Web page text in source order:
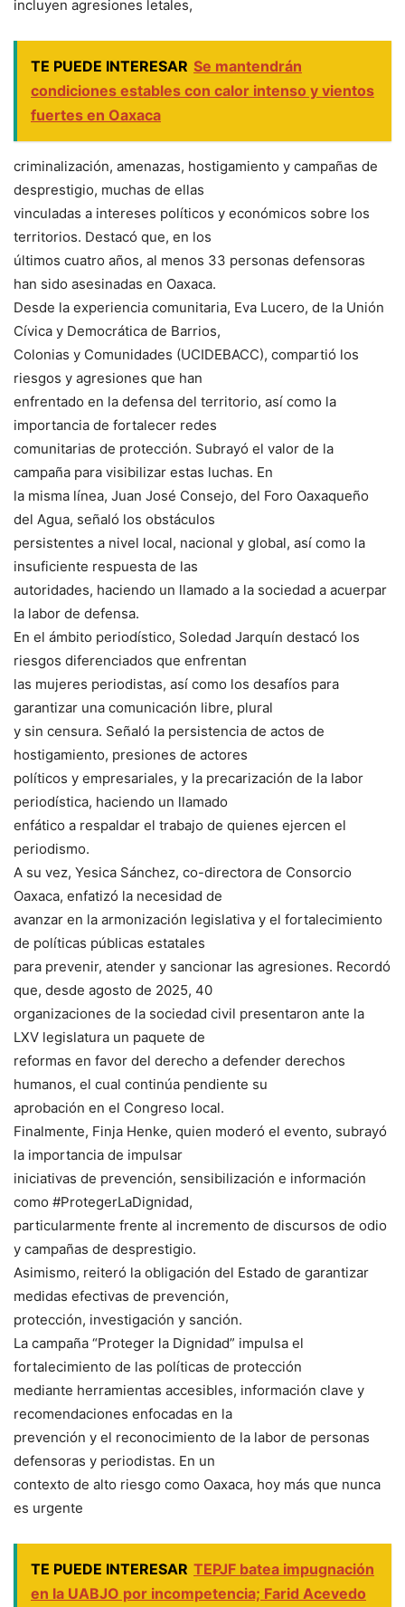
incluyen agresiones letales,
TE PUEDE INTERESAR Se mantendrán
condiciones estables con calor intenso y vientos
fuertes en Oaxaca
criminalización, amenazas, hostigamiento y campañas de
desprestigio, muchas de ellas
vinculadas a intereses políticos y económicos sobre los
territorios. Destacó que, en los
últimos cuatro años, al menos 33 personas defensoras
han sido asesinadas en Oaxaca.
Desde la experiencia comunitaria, Eva Lucero, de la Unión
Cívica y Democrática de Barrios,
Colonias y Comunidades (UCIDEBACC), compartió los
riesgos y agresiones que han
enfrentado en la defensa del territorio, así como la
importancia de fortalecer redes
comunitarias de protección. Subrayó el valor de la
campaña para visibilizar estas luchas. En
la misma línea, Juan José Consejo, del Foro Oaxaqueño
del Agua, señaló los obstáculos
persistentes a nivel local, nacional y global, así como la
insuficiente respuesta de las
autoridades, haciendo un llamado a la sociedad a acuerpar
la labor de defensa.
En el ámbito periodístico, Soledad Jarquín destacó los
riesgos diferenciados que enfrentan
las mujeres periodistas, así como los desafíos para
garantizar una comunicación libre, plural
y sin censura. Señaló la persistencia de actos de
hostigamiento, presiones de actores
políticos y empresariales, y la precarización de la labor
periodística, haciendo un llamado
enfático a respaldar el trabajo de quienes ejercen el
periodismo.
A su vez, Yesica Sánchez, co-directora de Consorcio
Oaxaca, enfatizó la necesidad de
avanzar en la armonización legislativa y el fortalecimiento
de políticas públicas estatales
para prevenir, atender y sancionar las agresiones. Recordó
que, desde agosto de 2025, 40
organizaciones de la sociedad civil presentaron ante la
LXV legislatura un paquete de
reformas en favor del derecho a defender derechos
humanos, el cual continúa pendiente su
aprobación en el Congreso local.
Finalmente, Finja Henke, quien moderó el evento, subrayó
la importancia de impulsar
iniciativas de prevención, sensibilización e información
como #ProtegerLaDignidad,
particularmente frente al incremento de discursos de odio
y campañas de desprestigio.
Asimismo, reiteró la obligación del Estado de garantizar
medidas efectivas de prevención,
protección, investigación y sanción.
La campaña “Proteger la Dignidad” impulsa el
fortalecimiento de las políticas de protección
mediante herramientas accesibles, información clave y
recomendaciones enfocadas en la
prevención y el reconocimiento de la labor de personas
defensoras y periodistas. En un
contexto de alto riesgo como Oaxaca, hoy más que nunca
es urgente
TE PUEDE INTERESAR TEPJF batea impugnación
en la UABJO por incompetencia; Farid Acevedo